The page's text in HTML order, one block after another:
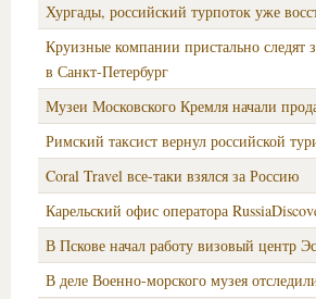
Хургады, российский турпоток уже
Круизные компании пристально
в Санкт-Петербург
Музеи Московского Кремля начали
Римский таксист вернул российской
Coral Travel все-таки взялся за Россию
Карельский офис оператора
В Пскове начал работу визовый центр
В деле Военно-морского музея